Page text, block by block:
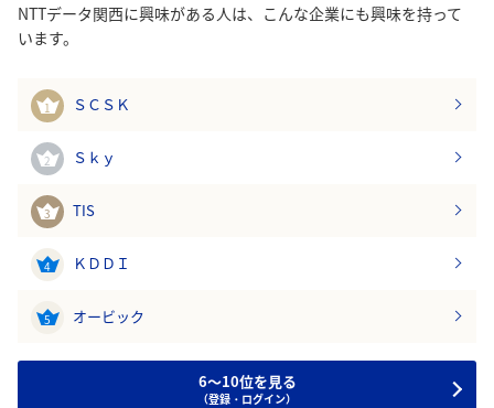
NTTデータ関西に興味がある人は、こんな企業にも興味を持って
います。
1 ＳＣＳＫ
2 Ｓｋｙ
3 TIS
4 ＫＤＤＩ
5 オービック
6～10位を見る
（登録・ログイン）